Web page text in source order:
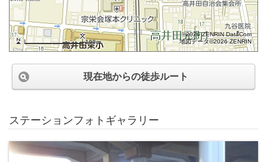
100m
©2026 ZENRIN DataCom
地図データ©2026 ZENRIN
現在地からの徒歩ルート
ステーションフォトギャラリー